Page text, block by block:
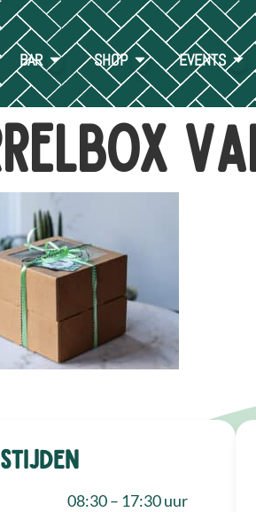
BAR SHOP EVENTS
08:30 – 17:30 uur